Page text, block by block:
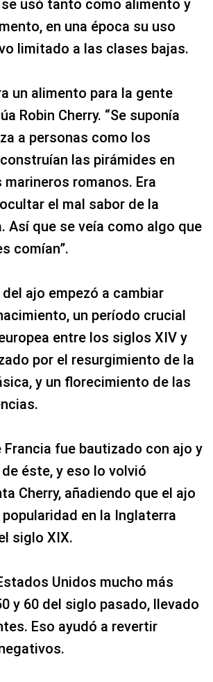
usó tanto como alimento y
en una época su uso
limitado a las clases bajas.
un alimento para la gente
Robin Cherry. “Se suponía
a personas como los
las pirámides en
marineros romanos. Era
el mal sabor de la
Así que se veía como algo que
comían”.
ajo empezó a cambiar
un período crucial
entre los siglos XIV y
por el resurgimiento de la
y un florecimiento de las
Francia fue bautizado con ajo y
éste, y eso lo volvió
Cherry, añadiendo que el ajo
en la Inglaterra
siglo XIX.
Unidos mucho más
y 60 del siglo pasado, llevado
Eso ayudó a revertir